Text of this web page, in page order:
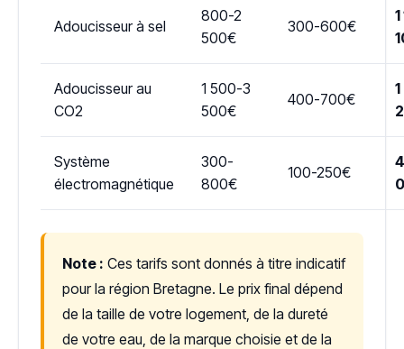
Adoucisseur à sel
800-2
500€
300-600€
Adoucisseur au
CO2
1 500-3
500€
400-700€
Système
électromagnétique
300-
800€
100-250€
Note : Ces tarifs sont donnés à titre indicatif
pour la région Bretagne. Le prix final dépend
de la taille de votre logement, de la dureté
de votre eau, de la marque choisie et de la